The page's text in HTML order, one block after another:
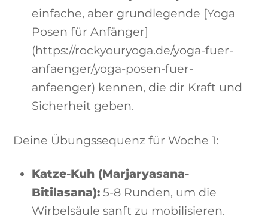
einfache, aber grundlegende [Yoga
Posen für Anfänger]
(https://rockyouryoga.de/yoga-fuer-
anfaenger/yoga-posen-fuer-
anfaenger) kennen, die dir Kraft und
Sicherheit geben.
Deine Übungssequenz für Woche 1:
Katze-Kuh (Marjaryasana-
Bitilasana): 5-8 Runden, um die
Wirbelsäule sanft zu mobilisieren.